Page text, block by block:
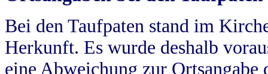
Bei den Taufpaten stand im
Herkunft. Es wurde deshalb
eine Abweichung zur